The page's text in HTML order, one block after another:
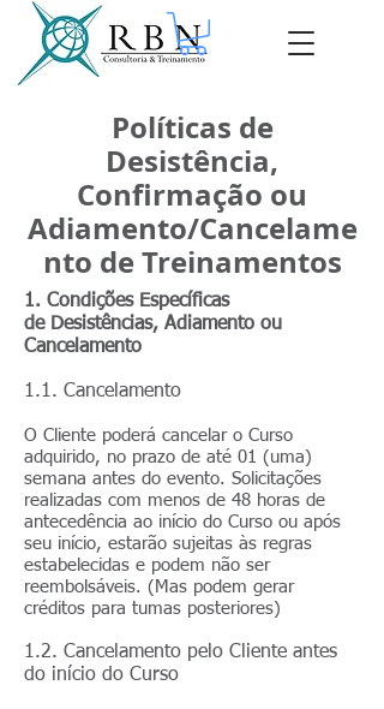
Políticas de
Desistência,
Confirmação ou
Adiamento/Cancelame
nto de Treinamentos
1. Condições Específicas
de Desistências, Adiamento ou
Cancelamento
1.1. Cancelamento
O Cliente poderá cancelar o Curso
adquirido, no prazo de até 01 (uma)
semana antes do evento. Solicitações
realizadas com menos de 48 horas de
antecedência ao início do Curso ou após
seu início, estarão sujeitas às regras
estabelecidas e podem não ser
reembolsáveis. (Mas podem gerar
créditos para tumas posteriores)
1.2. Cancelamento pelo Cliente antes
do início do Curso